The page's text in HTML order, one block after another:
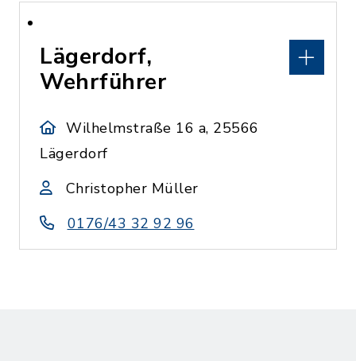
Lägerdorf,
Wehrführer
Wilhelmstraße 16 a, 25566
Lägerdorf
Christopher Müller
0176/43 32 92 96